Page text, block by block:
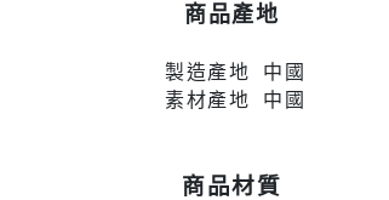
商品產地
製造產地 中國
素材產地 中國
商品材質